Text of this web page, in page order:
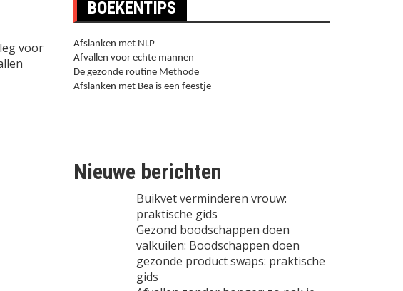
voor
BOEKENTIPS
Afslanken met NLP
Afvallen voor echte mannen
De gezonde routine Methode
Afslanken met Bea is een feestje
Nieuwe berichten
Buikvet verminderen vrouw:
praktische gids
Gezond boodschappen doen
valkuilen: Boodschappen doen
gezonde product swaps: praktische
gids